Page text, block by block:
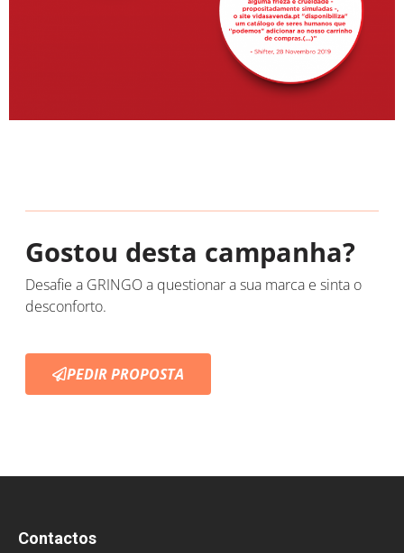
Gostou desta campanha?
Desafie a GRINGO a questionar a sua marca e sinta o
desconforto.
PEDIR PROPOSTA
Contactos